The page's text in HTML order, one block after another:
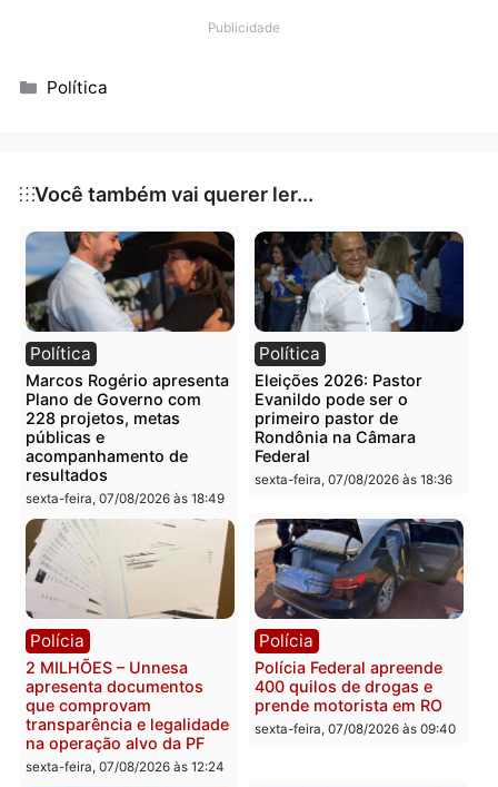
e sua equipe jurídica, bem como destaca a
candidatos, desde que realizadas de maneira ética e
Publicidade
Categorias
Política
Você também vai querer ler...
Política
Marcos Rogério apresenta
Plano de Governo com
228 projetos, metas
públicas e
acompanhamento de
resultados
Política
Eleições 2026: Pastor
Evanildo pode ser o
primeiro pastor de
Rondônia na Câmara